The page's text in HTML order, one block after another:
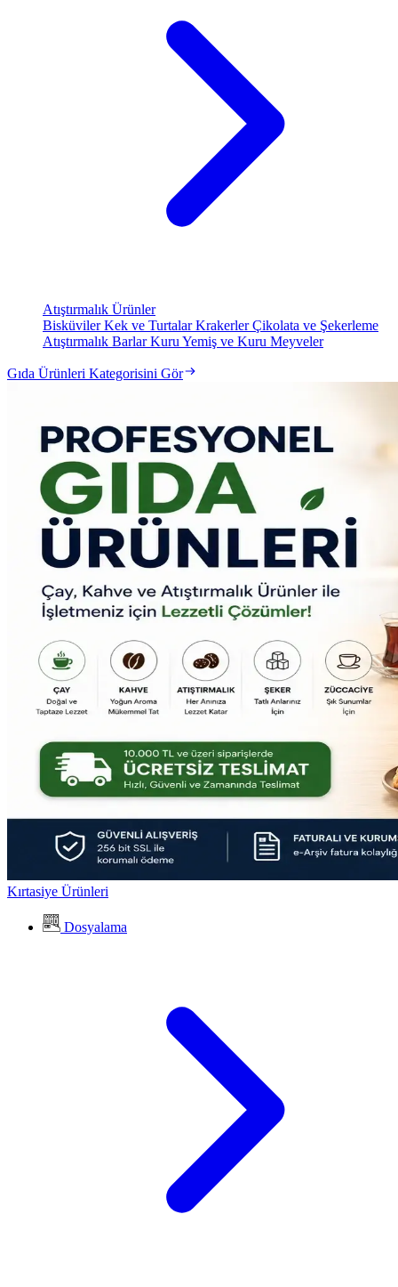
Atıştırmalık Ürünler
BisküvilerKek ve TurtalarKrakerlerÇikolata ve Şekerleme
Atıştırmalık BarlarKuru Yemiş ve Kuru Meyveler
Gıda Ürünleri Kategorisini Gör
Kırtasiye Ürünleri
Dosyalama